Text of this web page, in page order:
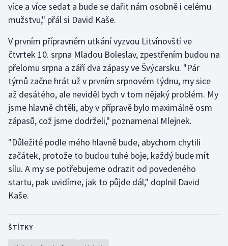
Rychlostní kanoistika
Sportovní střelba
Stolní tenis
Triatlon
Vodní slalom
Volejbal
více a více sedat a bude se dařit nám osobně i celému
mužstvu," přál si David Kaše.
V prvním přípravném utkání vyzvou Litvínovští ve
čtvrtek 10. srpna Mladou Boleslav, zpestřením budou na
přelomu srpna a září dva zápasy ve Švýcarsku. "Pár
týmů začne hrát už v prvním srpnovém týdnu, my sice
až desátého, ale neviděl bych v tom nějaký problém. My
jsme hlavně chtěli, aby v přípravě bylo maximálně osm
zápasů, což jsme dodrželi," poznamenal Mlejnek.
"Důležité podle mého hlavně bude, abychom chytili
začátek, protože to budou tuhé boje, každý bude mít
sílu. A my se potřebujeme odrazit od povedeného
startu, pak uvidíme, jak to půjde dál," doplnil David
Kaše.
ŠTÍTKY